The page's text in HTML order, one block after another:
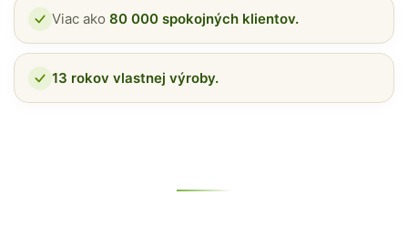
Viac ako 80 000 spokojných klientov.
13 rokov vlastnej výroby.